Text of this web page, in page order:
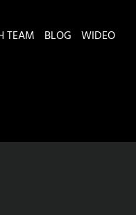
TEAM BLOG WIDEO